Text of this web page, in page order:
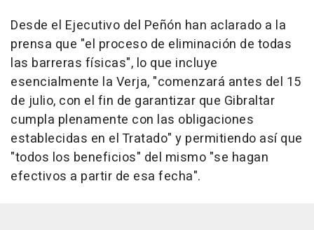
Desde el Ejecutivo del Peñón han aclarado a la
prensa que "el proceso de eliminación de todas
las barreras físicas", lo que incluye
esencialmente la Verja, "comenzará antes del 15
de julio, con el fin de garantizar que Gibraltar
cumpla plenamente con las obligaciones
establecidas en el Tratado" y permitiendo así que
"todos los beneficios" del mismo "se hagan
efectivos a partir de esa fecha".